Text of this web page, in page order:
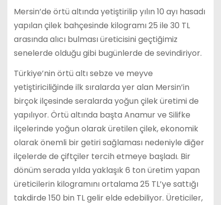
Mersin’de örtü altında yetiştirilip yılın 10 ayı hasadı
yapılan çilek bahçesinde kilogramı 25 ile 30 TL
arasında alıcı bulması üreticisini geçtiğimiz
senelerde olduğu gibi bugünlerde de sevindiriyor.
Türkiye’nin örtü altı sebze ve meyve
yetiştiriciliğinde ilk sıralarda yer alan Mersin’in
birçok ilçesinde seralarda yoğun çilek üretimi de
yapılıyor. Örtü altında başta Anamur ve Silifke
ilçelerinde yoğun olarak üretilen çilek, ekonomik
olarak önemli bir getiri sağlaması nedeniyle diğer
ilçelerde de çiftçiler tercih etmeye başladı. Bir
dönüm serada yılda yaklaşık 6 ton üretim yapan
üreticilerin kilogramını ortalama 25 TL’ye sattığı
takdirde 150 bin TL gelir elde edebiliyor. Üreticiler,